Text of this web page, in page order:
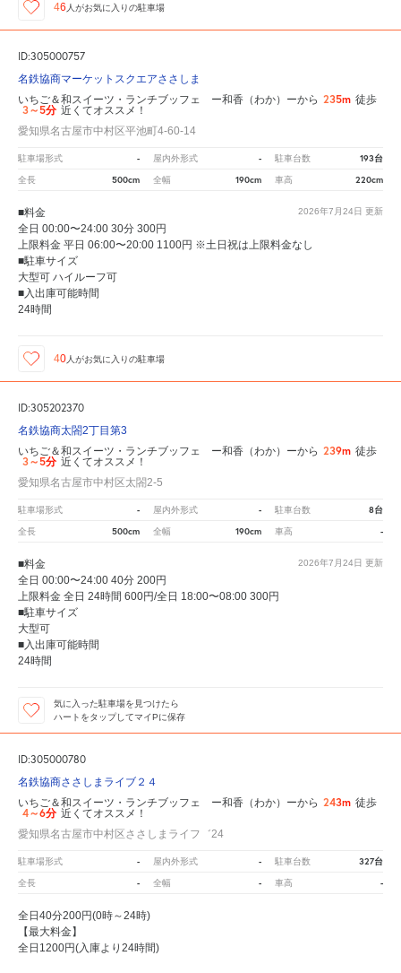
46 人がお気に入りの駐車場
ID:305000757
名鉄協商マーケットスクエアささしま
いちご＆和スイーツ・ランチブッフェ ー和香（わか）ーから 235m 徒歩
3～5分 近くてオススメ！
愛知県名古屋市中村区平池町4-60-14
駐車場形式 - 屋内外形式 - 駐車台数 193台
全長 500cm 全幅 190cm 車高 220cm
2026年7月24日 更新
■料金
全日 00:00〜24:00 30分 300円
上限料金 平日 06:00〜20:00 1100円 ※土日祝は上限料金なし
■駐車サイズ
大型可 ハイルーフ可
■入出庫可能時間
24時間
40人がお気に入りの駐車場
ID:305202370
名鉄協商太閤2丁目第3
いちご＆和スイーツ・ランチブッフェ ー和香（わか）ーから 239m 徒歩
3～5分 近くてオススメ！
愛知県名古屋市中村区太閤2-5
駐車場形式 - 屋内外形式 - 駐車台数 8台
全長 500cm 全幅 190cm 車高 -
2026年7月24日 更新
■料金
全日 00:00〜24:00 40分 200円
上限料金 全日 24時間 600円/全日 18:00〜08:00 300円
■駐車サイズ
大型可
■入出庫可能時間
24時間
気に入った駐車場を見つけたら
ハートをタップしてマイPに保存
ID:305000780
名鉄協商ささしまライブ２４
いちご＆和スイーツ・ランチブッフェ ー和香（わか）ーから 243m 徒歩
4～6分 近くてオススメ！
愛知県名古屋市中村区ささしまライフ゛24
駐車場形式 - 屋内外形式 - 駐車台数 327台
全長 - 全幅 - 車高 -
全日40分200円(0時～24時)
【最大料金】
全日1200円(入庫より24時間)